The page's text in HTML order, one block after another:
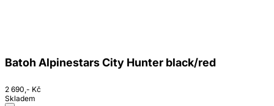
Batoh Alpinestars City Hunter black/red
2 690,- Kč
Skladem